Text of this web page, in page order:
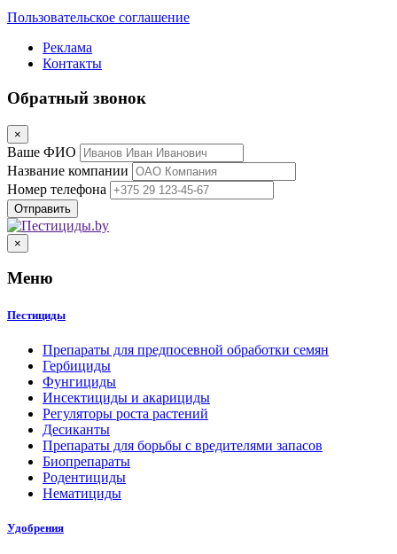
Пользовательское соглашение
Реклама
Контакты
Обратный звонок
×
Ваше ФИО
Название компании
Номер телефона
×
Меню
Пестициды
Препараты для предпосевной обработки семян
Гербициды
Фунгициды
Инсектициды и акарициды
Регуляторы роста растений
Десиканты
Препараты для борьбы с вредителями запасов
Биопрепараты
Родентициды
Нематициды
Удобрения